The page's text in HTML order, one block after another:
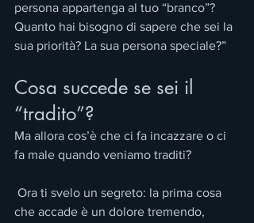
persona appartenga al tuo “branco”?
Quanto hai bisogno di sapere che sei la
sua priorità? La sua persona speciale?”
Cosa succede se sei il
“tradito”?
Ma allora cos’è che ci fa incazzare o ci
fa male quando veniamo traditi?
che accade è un dolore tremendo,